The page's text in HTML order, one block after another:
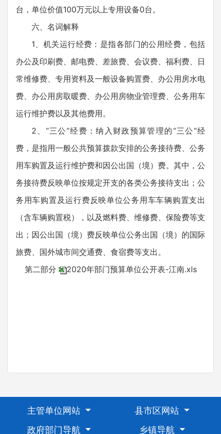
台，单位价值100万元以上专用设备0台。
六、名词解释
1、机关运行经费：是指各部门的公用经费，包括
办公及印刷费、邮电费、差旅费、会议费、福利费、日
常维修费、专用资料及一般设备购置费、办公用房水电
费、办公用房取暖费、办公用房物业管理费、公务用车
运行维护费以及其他费用。
2、“三公”经费：纳入财政预算管理的“三公“经
费，是指用一般公共预算拨款安排的公务接待费、公务
用车购置及运行维护费和因公出国（境）费。其中，公
务接待费反映单位按规定开支的各类公务接待支出；公
务用车购置及运行费反映单位公务用车车辆购置支出
（含车辆购置税），以及燃料费、维修费、保险费等支
出；因公出国（境）费反映单位公务出国（境）的国际
旅费、国外城市间交通费、食宿费等支出。
第二部分
2020年部门预算单位公开表-江南.xls
主管单位网站
县市区网站
政府部门导航
乡镇导航